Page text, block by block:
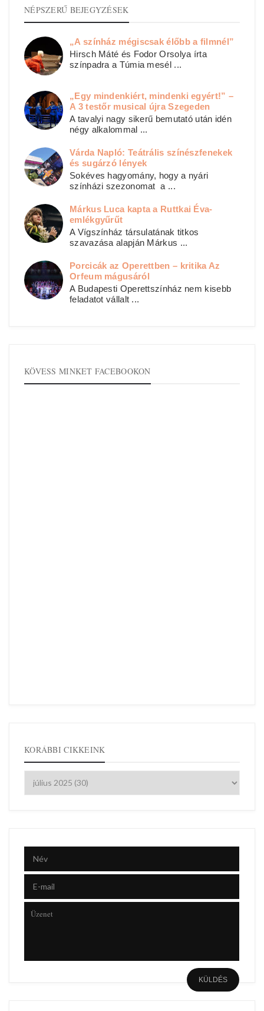
NÉPSZERŰ BEJEGYZÉSEK
„A színház mégiscsak élőbb a filmnél”
Hirsch Máté és Fodor Orsolya írta
színpadra a Túmia mesél ...
„Egy mindenkiért, mindenki egyért!” –
A 3 testőr musical újra Szegeden
A tavalyi nagy sikerű bemutató után idén
négy alkalommal ...
Várda Napló: Teátrális színészfenekek
és sugárzó lények
Sokéves hagyomány, hogy a nyári
színházi szezonomat a ...
Márkus Luca kapta a Ruttkai Éva-
emlékgyűrűt
A Vígszínház társulatának titkos
szavazása alapján Márkus ...
Porcicák az Operettben – kritika Az
Orfeum mágusáról
A Budapesti Operettszínház nem kisebb
feladatot vállalt ...
KÖVESS MINKET FACEBOOKON
KORÁBBI CIKKEINK